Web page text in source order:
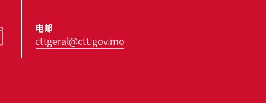
电邮
cttgeral@ctt.gov.mo